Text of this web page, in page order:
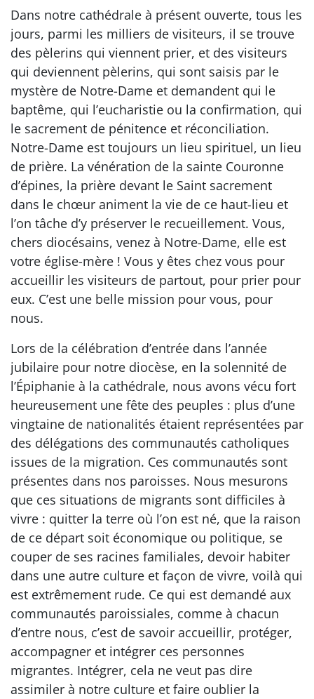
Dans notre cathédrale à présent ouverte, tous les
jours, parmi les milliers de visiteurs, il se trouve
des pèlerins qui viennent prier, et des visiteurs
qui deviennent pèlerins, qui sont saisis par le
mystère de Notre-Dame et demandent qui le
baptême, qui l’eucharistie ou la confirmation, qui
le sacrement de pénitence et réconciliation.
Notre-Dame est toujours un lieu spirituel, un lieu
de prière. La vénération de la sainte Couronne
d’épines, la prière devant le Saint sacrement
dans le chœur animent la vie de ce haut-lieu et
l’on tâche d’y préserver le recueillement. Vous,
chers diocésains, venez à Notre-Dame, elle est
votre église-mère ! Vous y êtes chez vous pour
accueillir les visiteurs de partout, pour prier pour
eux. C’est une belle mission pour vous, pour
nous.
Lors de la célébration d’entrée dans l’année
jubilaire pour notre diocèse, en la solennité de
l’Épiphanie à la cathédrale, nous avons vécu fort
heureusement une fête des peuples : plus d’une
vingtaine de nationalités étaient représentées par
des délégations des communautés catholiques
issues de la migration. Ces communautés sont
présentes dans nos paroisses. Nous mesurons
que ces situations de migrants sont difficiles à
vivre : quitter la terre où l’on est né, que la raison
de ce départ soit économique ou politique, se
couper de ses racines familiales, devoir habiter
dans une autre culture et façon de vivre, voilà qui
est extrêmement rude. Ce qui est demandé aux
communautés paroissiales, comme à chacun
d’entre nous, c’est de savoir accueillir, protéger,
accompagner et intégrer ces personnes
migrantes. Intégrer, cela ne veut pas dire
assimiler à notre culture et faire oublier la